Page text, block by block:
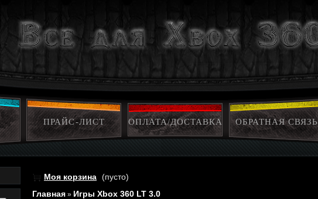
ПРАЙС-ЛИСТ ОПЛАТА/ДОСТАВКА ОБРАТНАЯ СВЯЗЬ
Моя корзина (пусто)
Главная » Игры Xbox 360 LT 3.0